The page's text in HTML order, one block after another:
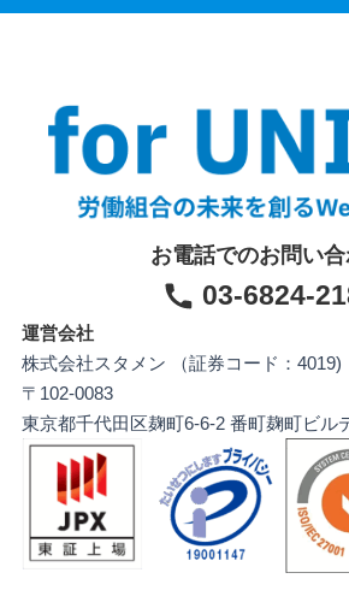
お電話でのお問い
03-6824-
運営会社
株式会社スタメン （証券コード：4019)
〒102-0083
東京都千代田区麹町6-6-2 番町麹町ビル